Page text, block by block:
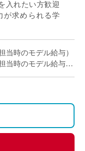
入れたい方歓迎
が求められる学
当時のモデル給与）
当時のモデル給与）